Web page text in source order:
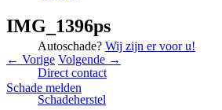
Autoschade? Wij zijn er voor u!
Direct contact
Schadeherstel
IMG_1396ps
← Vorige Volgende →
Schade melden